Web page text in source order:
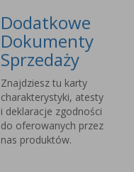
Dodatkowe
Dokumenty
Sprzedaży
Znajdziesz tu karty
charakterystyki, atesty
i deklaracje zgodności
do oferowanych przez
nas produktów.